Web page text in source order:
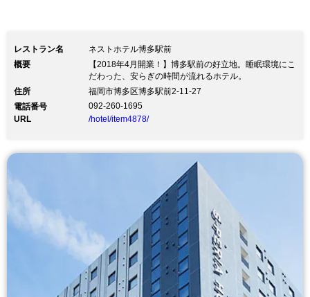
レストラン名
ネストホテル博多駅前
概要
【2018年4月開業！】博多駅前の好立地。睡眠環境にこ
だわった、安らぎの時間が流れるホテル。
住所
福岡市博多区博多駅前2-11-27
電話番号
092-260-1695
URL
/hotel/item4878/